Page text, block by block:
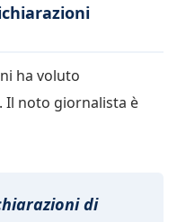
ha voluto
Il noto giornalista è
di